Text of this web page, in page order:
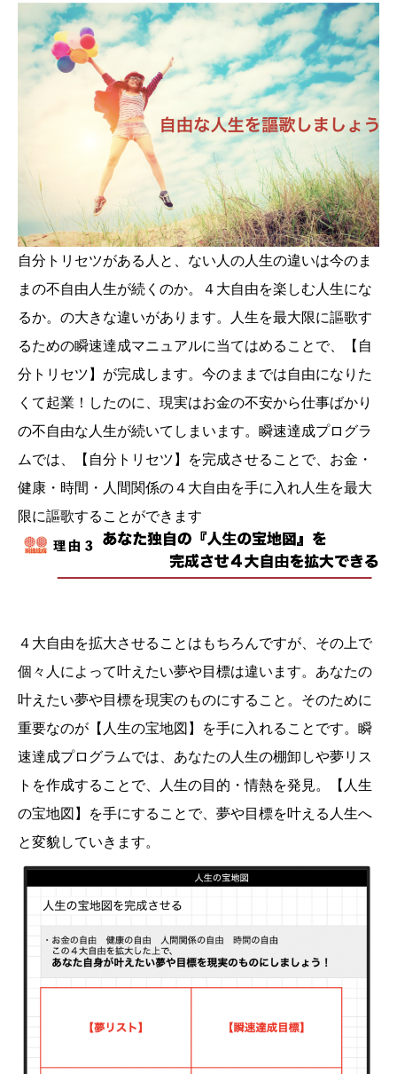
自分トリセツがある人と、ない人の人生の違いは今のま
まの不自由人生が続くのか。４大自由を楽しむ人生にな
るか。の大きな違いがあります。人生を最大限に謳歌す
るための瞬速達成マニュアルに当てはめることで、【自
分トリセツ】が完成します。今のままでは自由になりた
くて起業！したのに、現実はお金の不安から仕事ばかり
の不自由な人生が続いてしまいます。瞬速達成プログラ
ムでは、【自分トリセツ】を完成させることで、お金・
健康・時間・人間関係の４大自由を手に入れ人生を最大
限に謳歌することができます
４大自由を拡大させることはもちろんですが、その上で
個々人によって叶えたい夢や目標は違います。あなたの
叶えたい夢や目標を現実のものにすること。そのために
重要なのが【人生の宝地図】を手に入れることです。瞬
速達成プログラムでは、あなたの人生の棚卸しや夢リス
トを作成することで、人生の目的・情熱を発見。【人生
の宝地図】を手にすることで、夢や目標を叶える人生へ
と変貌していきます。